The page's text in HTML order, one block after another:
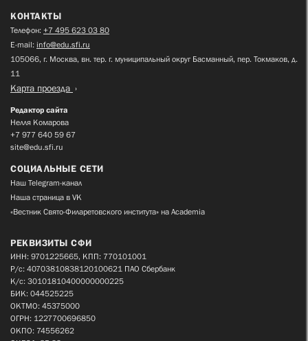
КОНТАКТЫ
Телефон: +7 495 623 03 80
E-mail: info@edu.sfi.ru
105066, г. Москва, вн. тер. г. муниципальный округ Басманный, пер. Токмаков, д.
11
Карта проезда
Редактор сайта
Нелля Комарова
+7 977 640 59 67
site@edu.sfi.ru
СОЦИАЛЬНЫЕ СЕТИ
Наш Telegram-канал
Наша страница в VK
«Вестник Свято-Филаретовского института» на Academia
РЕКВИЗИТЫ СФИ
ИНН: 9701225665, КПП: 770101001
Р/с: 40703810838120100621 ПАО Сбербанк
К/с: 30101810400000000225
БИК: 044525225
ОКТМО: 45375000
ОГРН: 1227700696850
ОКПО: 74556262